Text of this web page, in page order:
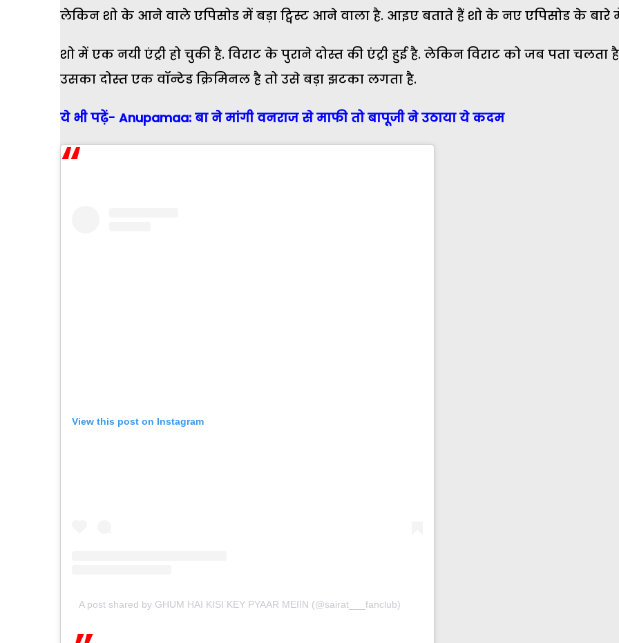
लेकिन शो के आने वाले एपिसोड में बड़ा ट्विस्ट आने वाला है. आइए बताते हैं शो के नए एपिसोड के बारे
शो में एक नयी एंट्री हो चुकी है. विराट के पुराने दोस्त की एंट्री हुई है. लेकिन विराट को जब पता चलता
उसका दोस्त एक वॉन्टेड क्रिमिनल है तो उसे बड़ा झटका लगता है.
ये भी पढ़ें- Anupamaa: बा ने मांगी वनराज से माफी तो बापूजी ने उठाया ये कदम
View this post on Instagram
A post shared by GHUM HAI KISI KEY PYAAR MEIIN (@sairat___fanclub)